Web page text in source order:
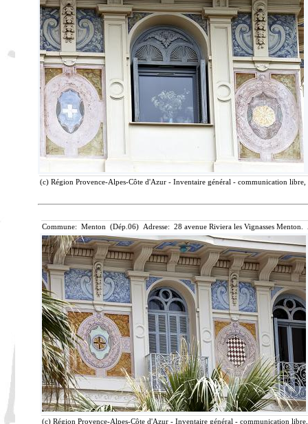
(c) Région Provence-Alpes-Côte d'Azur - Inventaire général - communication
Commune: Menton (Dép.06) Adresse: 28 avenue Riviera les Vignasses
(c) Région Provence-Alpes-Côte d'Azur - Inventaire général - communication